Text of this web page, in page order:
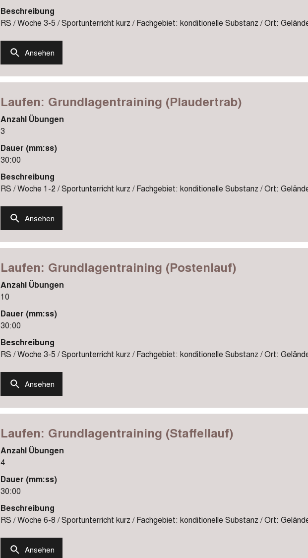
Beschreibung
RS / Woche 3-5 / Sportunterricht kurz / Fachgebiet: konditionelle Substanz / Ort:
Ansehen
Laufen: Grundlagentraining (Plaudertrab)
Anzahl Übungen
3
Dauer (mm:ss)
30:00
Beschreibung
RS / Woche 1-2 / Sportunterricht kurz / Fachgebiet: konditionelle Substanz / Ort:
Ansehen
Laufen: Grundlagentraining (Postenlauf)
Anzahl Übungen
10
Dauer (mm:ss)
30:00
Beschreibung
RS / Woche 3-5 / Sportunterricht kurz / Fachgebiet: konditionelle Substanz / Ort:
Ansehen
Laufen: Grundlagentraining (Staffellauf)
Anzahl Übungen
4
Dauer (mm:ss)
30:00
Beschreibung
RS / Woche 6-8 / Sportunterricht kurz / Fachgebiet: konditionelle Substanz / Ort:
Ansehen